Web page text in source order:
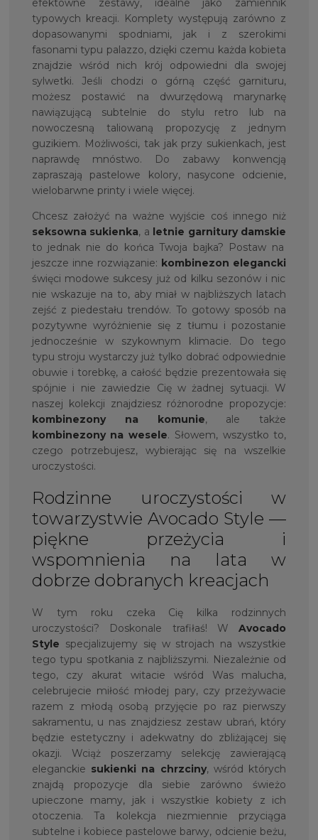
typowych kreacji. Komplety występują zarówno z
dopasowanymi spodniami, jak i z szerokimi
fasonami typu palazzo, dzięki czemu każda kobieta
znajdzie wśród nich krój odpowiedni dla swojej
sylwetki. Jeśli chodzi o górną część garnituru,
możesz postawić na dwurzędową marynarkę
nawiązującą subtelnie do stylu retro lub na
nowoczesną taliowaną propozycję z jednym
guzikiem. Możliwości, tak jak przy sukienkach, jest
naprawdę mnóstwo. Do zabawy konwencją
zapraszają pastelowe kolory, nasycone odcienie,
wielobarwne printy i wiele więcej.
Chcesz założyć na ważne wyjście coś innego niż
seksowna sukienka, a letnie garnitury damskie
to jednak nie do końca Twoja bajka? Postaw na
jeszcze inne rozwiązanie: kombinezon elegancki
święci modowe sukcesy już od kilku sezonów i nic
nie wskazuje na to, aby miał w najbliższych latach
zejść z piedestału trendów. To gotowy sposób na
pozytywne wyróżnienie się z tłumu i pozostanie
jednocześnie w szykownym klimacie. Do tego
typu stroju wystarczy już tylko dobrać odpowiednie
obuwie i torebkę, a całość będzie prezentowała się
spójnie i nie zawiedzie Cię w żadnej sytuacji. W
naszej kolekcji znajdziesz różnorodne propozycje:
kombinezony na komunie, ale także
kombinezony na wesele. Słowem, wszystko to,
czego potrzebujesz, wybierając się na wszelkie
uroczystości.
Rodzinne uroczystości w
towarzystwie Avocado Style —
piękne przeżycia i
wspomnienia na lata w
dobrze dobranych kreacjach
W tym roku czeka Cię kilka rodzinnych
uroczystości? Doskonale trafiłaś! WAvocado
Style specjalizujemy się w strojach na wszystkie
tego typu spotkania z najbliższymi. Niezależnie od
tego, czy akurat witacie wśród Was malucha,
celebrujecie miłość młodej pary, czy przeżywacie
razem z młodą osobą przyjęcie po raz pierwszy
sakramentu, u nas znajdziesz zestaw ubrań, który
będzie estetyczny i adekwatny do zbliżającej się
okazji. Wciąż poszerzamy selekcję zawierającą
eleganckie sukienki na chrzciny, wśród których
znajdą propozycje dla siebie zarówno świeżo
upieczone mamy, jak i wszystkie kobiety z ich
otoczenia. Ta kolekcja niezmiennie przyciąga
subtelne i kobiece pastelowe barwy, odcienie beżu,